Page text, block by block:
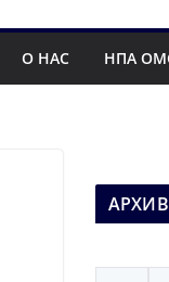
О НАС НПА